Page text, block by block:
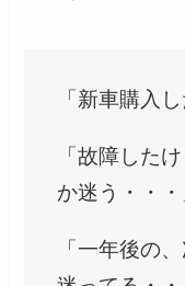
「新車購入
「故障した
か迷う・・・
「一年後の